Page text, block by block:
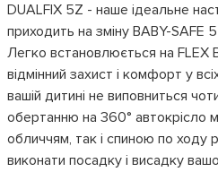
DUALFIX 5Z - наше ідеальне
приходить на зміну BABY-SAFE
Легко встановлюється на FLEX
відмінний захист і комфорт у
вашій дитині не виповниться
обертанню на 360° автокрісло
обличчям, так і спиною по ходу
виконати посадку і висадку